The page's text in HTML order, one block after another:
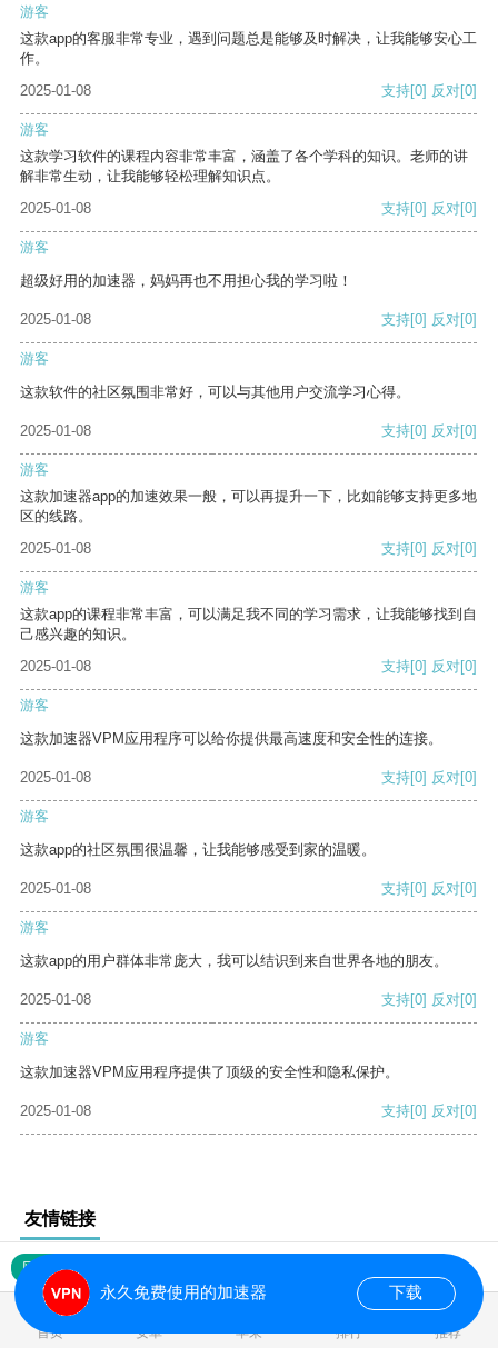
游客
这款app的客服非常专业，遇到问题总是能够及时解决，让我能够安心工
作。
2025-01-08
支持[0] 反对[0]
游客
这款学习软件的课程内容非常丰富，涵盖了各个学科的知识。老师的讲
解非常生动，让我能够轻松理解知识点。
2025-01-08
支持[0] 反对[0]
游客
超级好用的加速器，妈妈再也不用担心我的学习啦！
2025-01-08 支持[0] 反对[0]
游客
这款软件的社区氛围非常好，可以与其他用户交流学习心得。
2025-01-08 支持[0] 反对[0]
游客
这款加速器app的加速效果一般，可以再提升一下，比如能够支持更多地
区的线路。
2025-01-08
支持[0] 反对[0]
游客
这款app的课程非常丰富，可以满足我不同的学习需求，让我能够找到自
己感兴趣的知识。
2025-01-08
支持[0] 反对[0]
游客
这款加速器VPM应用程序可以给你提供最高速度和安全性的连接。
2025-01-08 支持[0] 反对[0]
游客
这款app的社区氛围很温馨，让我能够感受到家的温暖。
2025-01-08 支持[0] 反对[0]
游客
这款app的用户群体非常庞大，我可以结识到来自世界各地的朋友。
2025-01-08 支持[0] 反对[0]
游客
这款加速器VPM应用程序提供了顶级的安全性和隐私保护。
2025-01-08 支持[0] 反对[0]
友情链接
网站地图
首页 安卓 苹果 排行 推荐
永久免费使用的加速器 下载
0.032170s